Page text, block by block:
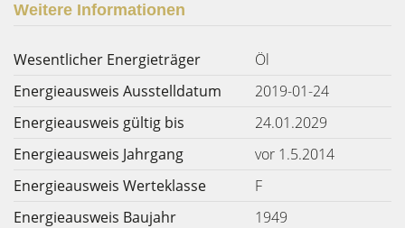
Weitere Informationen
Wesentlicher Energieträger
Öl
Energieausweis Ausstelldatum
2019-01-24
Energieausweis gültig bis
24.01.2029
Energieausweis Jahrgang
vor 1.5.2014
Energieausweis Werteklasse
F
Energieausweis Baujahr
1949